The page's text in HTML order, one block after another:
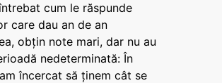
cum le răspunde
care dau an de an
obțin note mari, dar nu au
nedeterminată: În
încercat să ținem cât se